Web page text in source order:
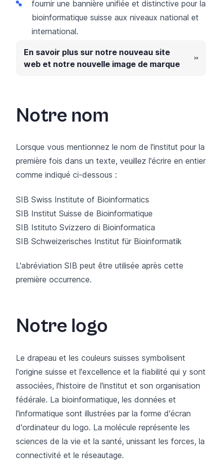
fournir une bannière unifiée et distinctive pour la
bioinformatique suisse aux niveaux national et
international.
En savoir plus sur notre nouveau site
web et notre nouvelle image de marque
Notre nom
Lorsque vous mentionnez le nom de l'institut pour la
première fois dans un texte, veuillez l'écrire en entier
comme indiqué ci-dessous :
SIB Swiss Institute of Bioinformatics
SIB Institut Suisse de Bioinformatique
SIB Istituto Svizzero di Bioinformatica
SIB Schweizerisches Institut für Bioinformatik
L'abréviation SIB peut être utilisée après cette
première occurrence.
Notre logo
Le drapeau et les couleurs suisses symbolisent
l'origine suisse et l'excellence et la fiabilité qui y sont
associées, l'histoire de l'institut et son organisation
fédérale. La bioinformatique, les données et
l'informatique sont illustrées par la forme d'écran
d'ordinateur du logo. La molécule représente les
sciences de la vie et la santé, unissant les forces, la
connectivité et le réseautage.